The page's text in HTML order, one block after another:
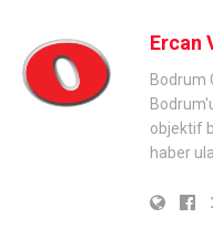
Ercan
Bodrum
objektif
haber